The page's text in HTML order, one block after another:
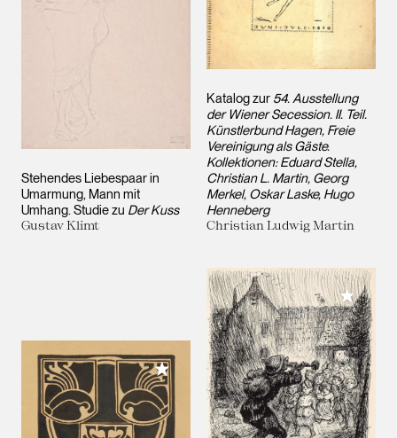
Stehendes Liebespaar in
Umarmung, Mann mit
Umhang. Studie zu Der Kuss
Gustav Klimt
Katalog zur 54. Ausstellung
der Wiener Secession. II. Teil.
Künstlerbund Hagen, Freie
Vereinigung als Gäste.
Kollektionen: Eduard Stella,
Christian L. Martin, Georg
Merkel, Oskar Laske, Hugo
Henneberg
Christian Ludwig Martin
Meiner Sammlung hinzufügen
Meiner